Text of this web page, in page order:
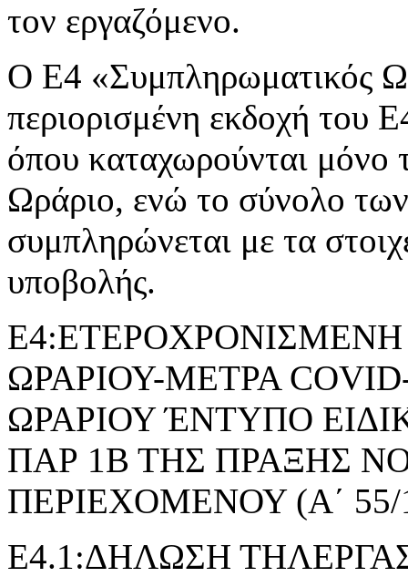
τον εργαζόμενο.
Ο Ε4 «Συμπληρωματικός
περιορισμένη εκδοχή του
όπου καταχωρούνται
Ωράριο, ενώ το σύνολο
συμπληρώνεται με τα
υποβολής.
ΩΡΑΡΙΟΥ-ΜΕΤΡΑ
ΩΡΑΡΙΟΥ ΈΝΤΥΠΟ
ΠΑΡ 1Β ΤΗΣ ΠΡΑΞΗΣ
ΠΕΡΙΕΧΟΜΕΝΟΥ (Α΄ 55/
Ε4.1:ΔΗΛΩΣΗ